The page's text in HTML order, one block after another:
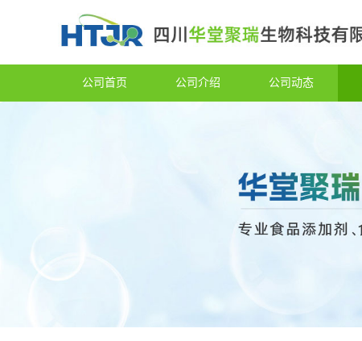
公司首页 公司介绍 公司动态